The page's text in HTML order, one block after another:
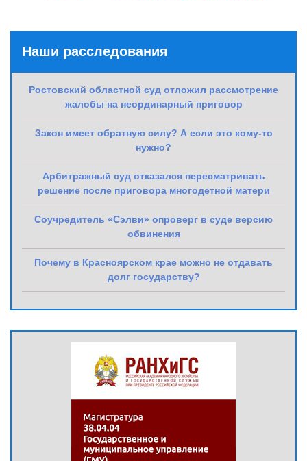
Наши расследования
Ростовский областной суд отложил рассмотрение
жалобы на неординарный приговор
Закон имеет обратную силу? А если это кому-то
нужно?
Арбитражный суд отказался пересматривать
решение после приговора многодетной матери
Соучредитель «Сэлви» опроверг в суде версию
обвинения
Почему в Красноярском крае можно не отдавать
долг государству?